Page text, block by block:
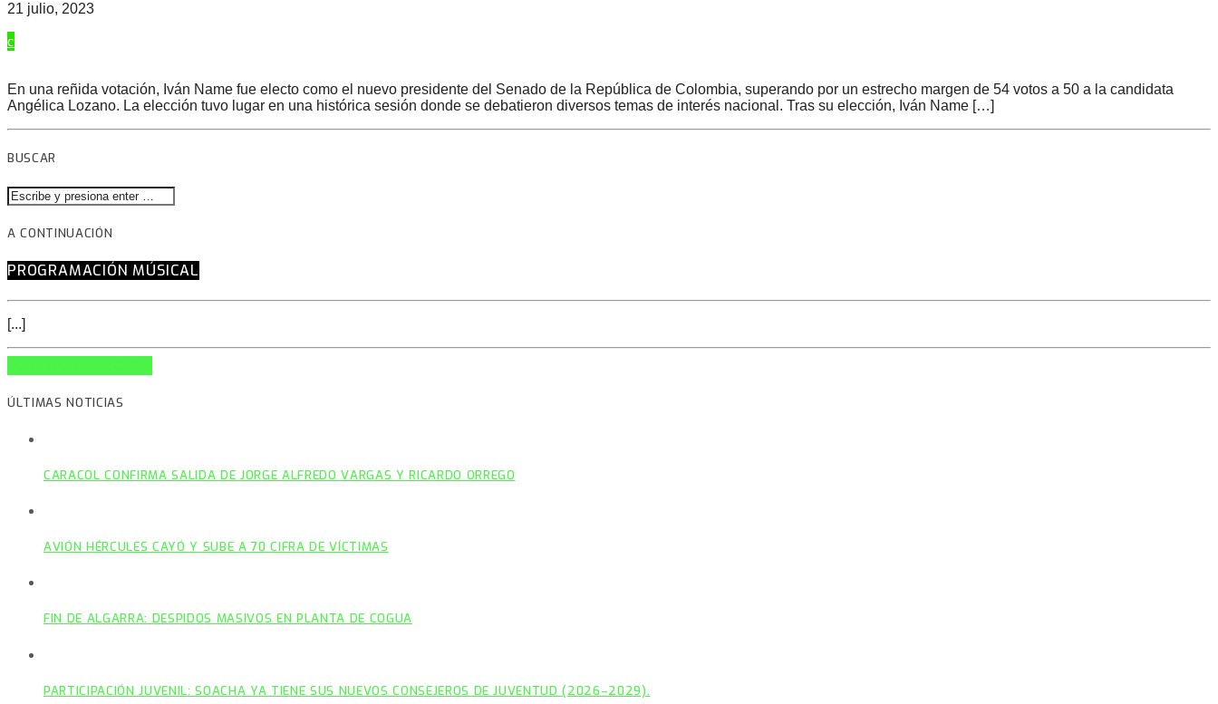
21 julio, 2023
En una reñida votación, Iván Name fue electo como el nuevo presidente del Senado de la República de Colombia, superando por un estrecho margen de 54 votos a 50 a la candidata
Angélica Lozano. La elección tuvo lugar en una histórica sesión donde se debatieron diversos temas de interés nacional. Tras su elección, Iván Name […]
BUSCAR
A CONTINUACIÓN
PROGRAMACIÓN MÚSICAL
[...]
ÚLTIMAS NOTICIAS
CARACOL CONFIRMA SALIDA DE JORGE ALFREDO VARGAS Y RICARDO ORREGO
AVIÓN HÉRCULES CAYÓ Y SUBE A 70 CIFRA DE VÍCTIMAS
FIN DE ALGARRA: DESPIDOS MASIVOS EN PLANTA DE COGUA
PARTICIPACIÓN JUVENIL: SOACHA YA TIENE SUS NUEVOS CONSEJEROS DE JUVENTUD (2026–2029).